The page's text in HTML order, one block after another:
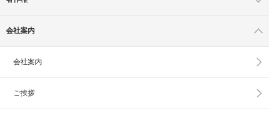
会社案内
会社案内
ご挨拶